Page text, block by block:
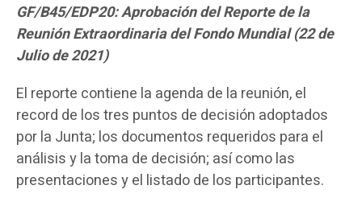
GF/B45/EDP20: Aprobación del Reporte de la
Reunión Extraordinaria del Fondo Mundial (22 de
Julio de 2021)
El reporte contiene la agenda de la reunión, el
record de los tres puntos de decisión adoptados
por la Junta; los documentos requeridos para el
análisis y la toma de decisión; así como las
presentaciones y el listado de los participantes.